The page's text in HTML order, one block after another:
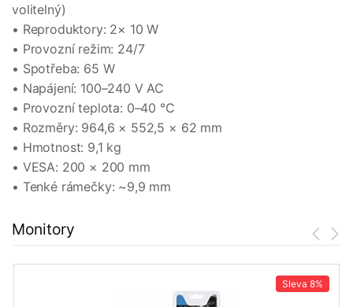
volitelný)
• Reproduktory: 2× 10 W
• Provozní režim: 24/7
• Spotřeba: 65 W
• Napájení: 100–240 V AC
• Provozní teplota: 0–40 °C
• Rozměry: 964,6 × 552,5 × 62 mm
• Hmotnost: 9,1 kg
• VESA: 200 × 200 mm
• Tenké rámečky: ~9,9 mm
Monitory
Sleva 8%